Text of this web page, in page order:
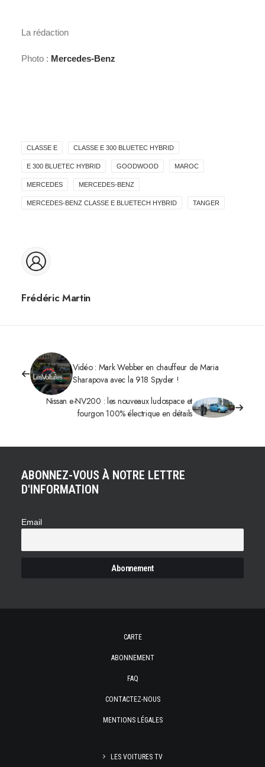
La rédaction
Photo : Mercedes-Benz
CLASSE E CLASSE E 300 BLUETEC HYBRID
E 300 BLUETEC HYBRID GOODWOOD MAROC
MERCEDES MERCEDES-BENZ
MERCEDES-BENZ CLASSE E BLUETECH HYBRID TANGER
Frédéric Martin
Vidéo : Mark Webber en chauffeur de Maria
Sharapova avec la 918 Spyder !
Nissan e-NV200 : les nouveaux ludospace et
fourgon 100% électrique en détails
ABONNEZ-VOUS À NOTRE LETTRE
D'INFORMATION
Email
CARTE
ABONNEMENT
FAQ
CONTACTEZ-NOUS
MENTIONS LÉGALES
LES VOITURES TV